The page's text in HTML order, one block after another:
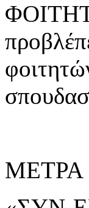
ΜΕΤΡΑ